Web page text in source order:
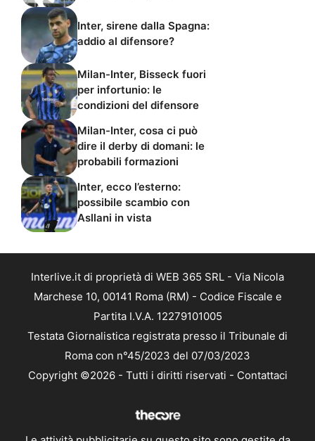
Inter, sirene dalla Spagna:
addio al difensore?
Milan-Inter, Bisseck fuori
per infortunio: le
condizioni del difensore
Milan-Inter, cosa ci può
dire il derby di domani: le
probabili formazioni
Inter, ecco l’esterno:
possibile scambio con
Asllani in vista
Interlive.it di proprietà di WEB 365 SRL - Via Nicola
Marchese 10, 00141 Roma (RM) - Codice Fiscale e
Partita I.V.A. 12279101005
Testata Giornalistica registrata presso il Tribunale di
Roma con n°45/2023 del 07/03/2023
Copyright ©2026 - Tutti i diritti riservati - Contattaci